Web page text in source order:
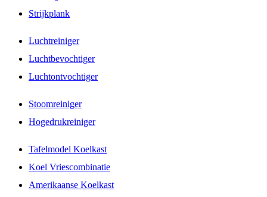
Strijkplank
Luchtreiniger
Luchtbevochtiger
Luchtontvochtiger
Stoomreiniger
Hogedrukreiniger
Tafelmodel Koelkast
Koel Vriescombinatie
Amerikaanse Koelkast